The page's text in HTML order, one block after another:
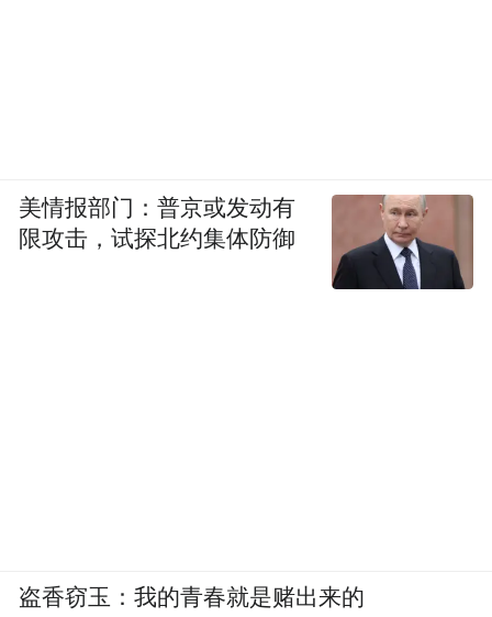
美情报部门：普京或发动有
限攻击，试探北约集体防御
盗香窃玉：我的青春就是赌出来的